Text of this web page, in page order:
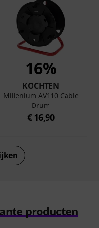
16%
KOCHTEN
Millenium AV110 Cable
Drum
€ 16,90
producten